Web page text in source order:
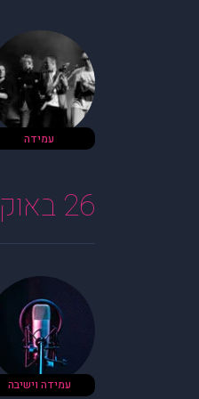
עמידה
26 באוקטובר
עמידה וישיבה